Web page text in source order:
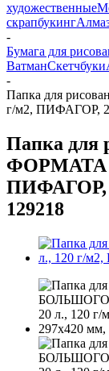
художественные
скрапбукинг
-
Бумага для
ВатманСкетчбуки
-
Папка для
г/м2, ПИФАГОР,
Папка
ФОРМАТА
ПИФАГОР,
129218